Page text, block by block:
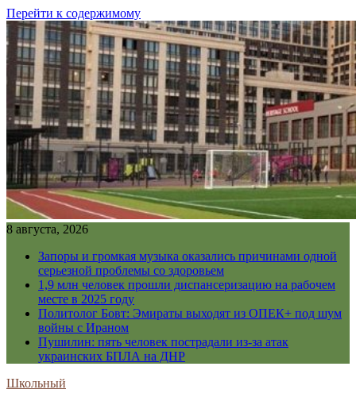
Перейти к содержимому
8 августа, 2026
Запоры и громкая музыка оказались причинами одной
серьезной проблемы со здоровьем
1,9 млн человек прошли диспансеризацию на рабочем
месте в 2025 году
Политолог Бовт: Эмираты выходят из ОПЕК+ под шум
войны с Ираном
Пушилин: пять человек пострадали из-за атак
украинских БПЛА на ДНР
Школьный